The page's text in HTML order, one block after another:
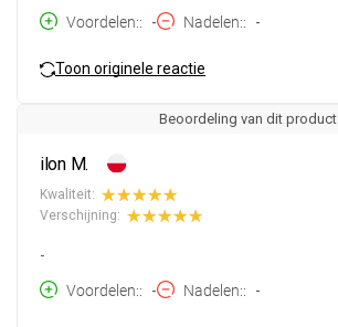
Voordelen:
- Nadelen: -
Toon originele reactie
Beoordeling van dit product
ilon M.
Kwaliteit:
Verschijning:
-
Voordelen:
- Nadelen: -